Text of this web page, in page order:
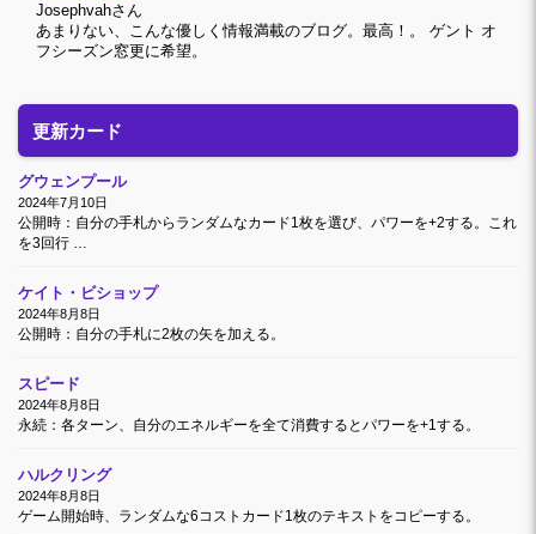
あまりない、こんな優しく情報満載のブログ。最高！。 ゲント オ
フシーズン窓更に希望。
Josephvah
更新カード
グウェンプール
2024年7月10日
公開時：自分の手札からランダムなカード1枚を選び、パワーを+2する。これ
を3回行 …
ケイト・ビショップ
2024年8月8日
公開時：自分の手札に2枚の矢を加える。
スピード
2024年8月8日
永続：各ターン、自分のエネルギーを全て消費するとパワーを+1する。
ハルクリング
2024年8月8日
ゲーム開始時、ランダムな6コストカード1枚のテキストをコピーする。